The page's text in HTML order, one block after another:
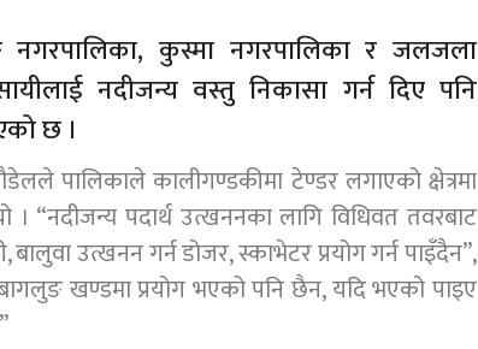
कुस्मा नगरपालिका र जलजला
नदीजन्य वस्तु निकासा गर्न दिए पनि
छ ।
पालिकाले कालीगण्डकीमा टेण्डर लगाएको क्षेत्रमा
“नदीजन्य पदार्थ उत्खननका लागि विधिवत तवरबाट
बालुवा उत्खनन गर्न डोजर, स्काभेटर प्रयोग गर्न पाइँदैन”,
खण्डमा प्रयोग भएको पनि छैन, यदि भएको पाइए